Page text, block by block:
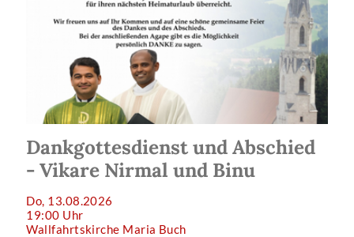
Dankgottesdienst und Abschied
- Vikare Nirmal und Binu
Do, 13.08.2026
19:00 Uhr
Wallfahrtskirche Maria Buch